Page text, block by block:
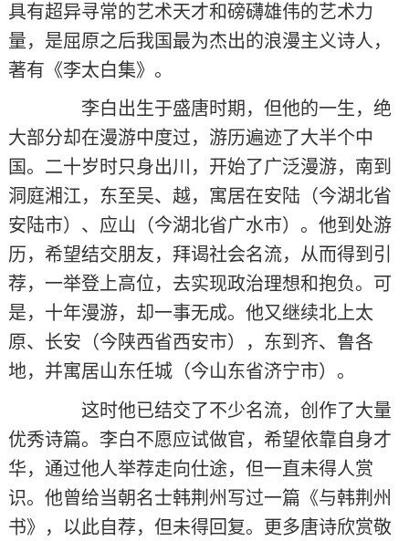
具有超异寻常的艺术天才和磅礴雄伟的艺术力
量，是屈原之后我国最为杰出的浪漫主义诗人，
著有《李太白集》。
李白出生于盛唐时期，但他的一生，绝
大部分却在漫游中度过，游历遍迹了大半个中
国。二十岁时只身出川，开始了广泛漫游，南到
洞庭湘江，东至吴、越，寓居在安陆（今湖北省
安陆市）、应山（今湖北省广水市）。他到处游
历，希望结交朋友，拜谒社会名流，从而得到引
荐，一举登上高位，去实现政治理想和抱负。可
是，十年漫游，却一事无成。他又继续北上太
原、长安（今陕西省西安市），东到齐、鲁各
地，并寓居山东任城（今山东省济宁市）。
这时他已结交了不少名流，创作了大量
优秀诗篇。李白不愿应试做官，希望依靠自身才
华，通过他人举荐走向仕途，但一直未得人赏
识。他曾给当朝名士韩荆州写过一篇《与韩荆州
书》，以此自荐，但未得回复。更多唐诗欣赏敬